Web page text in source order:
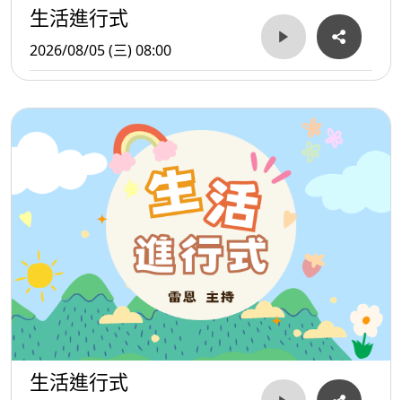
生活進行式
2026/08/05 (三) 08:00
生活進行式